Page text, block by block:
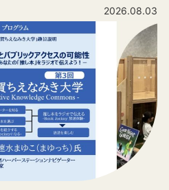
2026.08.03